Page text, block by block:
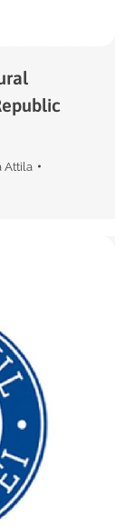
Attila